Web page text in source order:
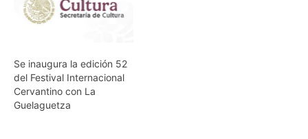
Se inaugura la edición 52
del Festival Internacional
Cervantino con La
Guelaguetza